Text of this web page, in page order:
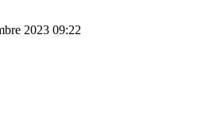
2023 09:22